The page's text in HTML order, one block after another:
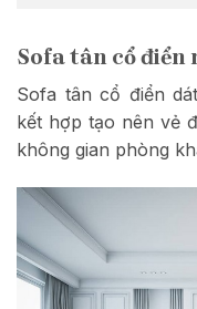
Sofa tân cổ
Sofa tân cổ điển
kết hợp tạo nên vẻ
không gian phòng